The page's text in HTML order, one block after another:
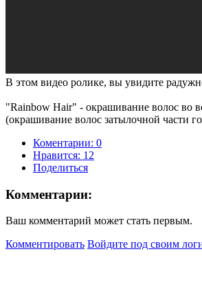
В этом видео ролике, вы увидите
"Rainbow Hair" - окрашивание волос во
(окрашивание волос затылочной части
Коментарии: 0
Нравится: 12
Поделиться
Комментарии:
Ваш комментарий может стать первым.
Комментировать Войдите под своим